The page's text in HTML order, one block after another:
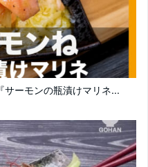
サーモンの瓶漬けマリネ...